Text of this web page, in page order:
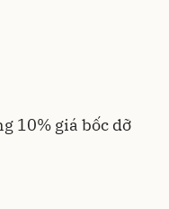
10% giá bốc dỡ